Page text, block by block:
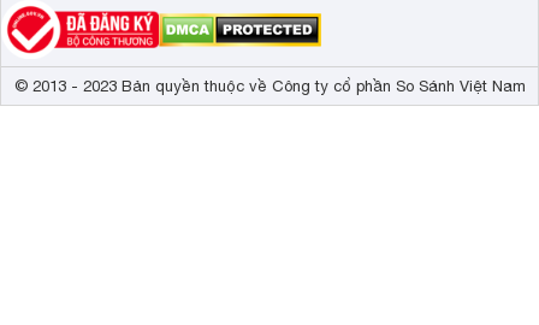
© 2013 - 2023 Bản quyền thuộc về Công ty cổ phần So Sánh Việt Nam